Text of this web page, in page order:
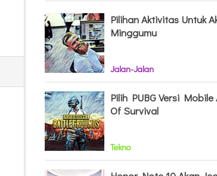
Pilihan Aktivitas Untuk
Minggumu
Jalan-Jalan
Pilih PUBG Versi
Of Survival
Tekno